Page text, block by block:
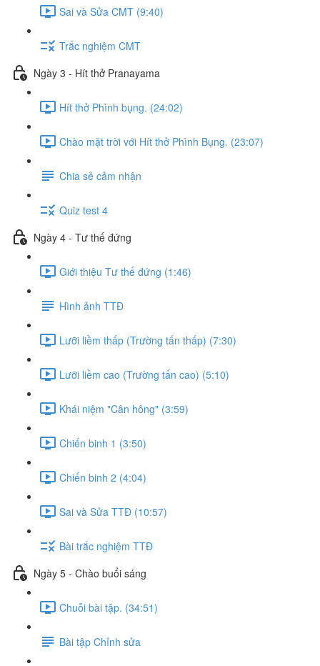
Sai và Sửa CMT (9:40)
Trắc nghiệm CMT
Ngày 3 - Hít thở Pranayama
Hít thở Phình bụng. (24:02)
Chào mặt trời với Hít thở Phình Bụng. (23:07)
Chia sẻ cảm nhận
Quiz test 4
Ngày 4 - Tư thế đứng
Giới thiệu Tư thế đứng (1:46)
Hình ảnh TTĐ
Lưỡi liềm thấp (Trường tấn thấp) (7:30)
Lưỡi liềm cao (Trường tấn cao) (5:10)
Khái niệm "Cân hông" (3:59)
Chiến binh 1 (3:50)
Chiến binh 2 (4:04)
Sai và Sửa TTĐ (10:57)
Bài trắc nghiệm TTĐ
Ngày 5 - Chào buổi sáng
Chuỗi bài tập. (34:51)
Bài tập Chỉnh sửa